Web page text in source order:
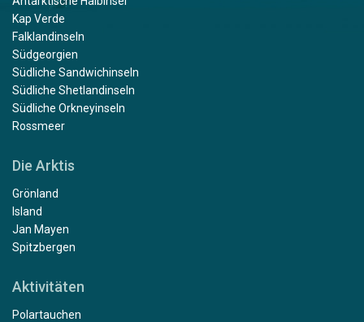
Kap Verde
Falklandinseln
Südgeorgien
Südliche Sandwichinseln
Südliche Shetlandinseln
Südliche Orkneyinseln
Rossmeer
Die Arktis
Grönland
Island
Jan Mayen
Spitzbergen
Aktivitäten
Polartauchen